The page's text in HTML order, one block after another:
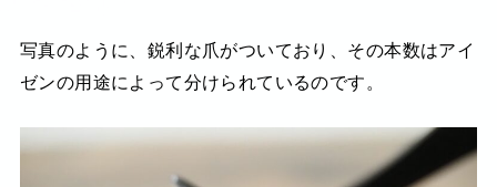
写真のように、鋭利な爪がついており、その本数はアイ
ゼンの用途によって分けられているのです。